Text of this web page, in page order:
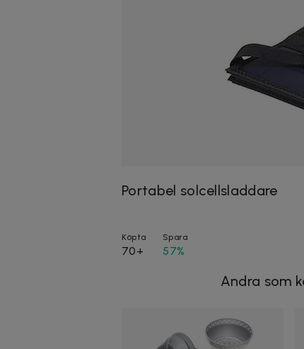
Portabel solcellsladdare
Köpta
70+
Spara
57%
Andra som